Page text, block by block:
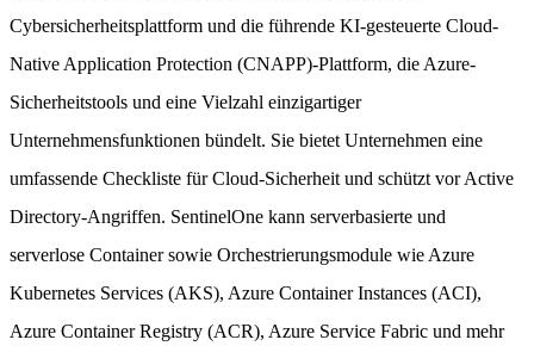
Cybersicherheitsplattform und die führende KI-gesteuerte Cloud-
Native Application Protection (CNAPP)-Plattform, die Azure-
Sicherheitstools und eine Vielzahl einzigartiger
Unternehmensfunktionen bündelt. Sie bietet Unternehmen eine
umfassende Checkliste für Cloud-Sicherheit und schützt vor Active
Directory-Angriffen. SentinelOne kann serverbasierte und
serverlose Container sowie Orchestrierungsmodule wie Azure
Kubernetes Services (AKS), Azure Container Instances (ACI),
Azure Container Registry (ACR), Azure Service Fabric und mehr